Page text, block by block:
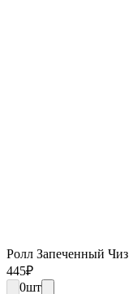
Ролл Запеченный Чиз
445₽
0шт